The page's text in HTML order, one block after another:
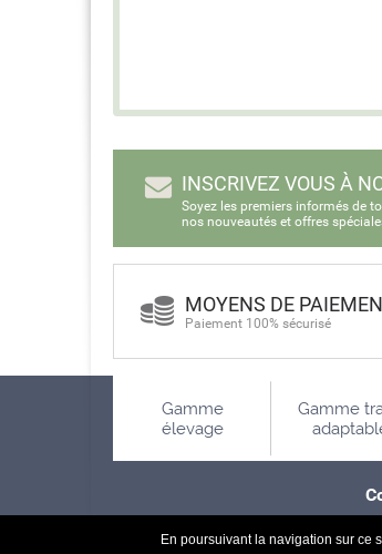
INSCRIVEZ VOUS À
Soyez les premiers informés de
nos nouveautés et offres
MOYENS DE
Paiement 100% sécurisé
Gamme
élevage
Gamme
En poursuivant la navigation sur ce